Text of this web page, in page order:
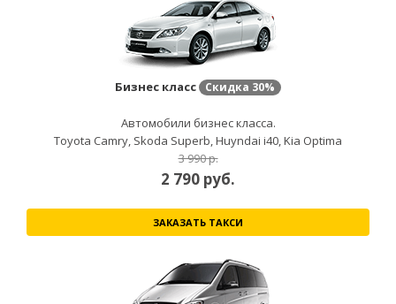
Бизнес класс Скидка 30%
Автомобили бизнес класса.
Toyota Camry, Skoda Superb, Huyndai i40, Kia Optima
3 990 р.
2 790 руб.
ЗАКАЗАТЬ ТАКСИ